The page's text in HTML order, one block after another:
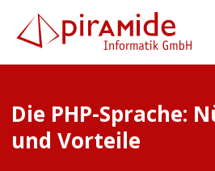
Die PHP-Sprache:
und Vorteile